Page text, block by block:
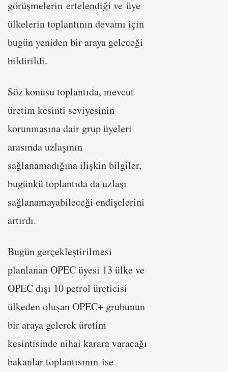
görüşmelerin ertelendiği ve üye
ülkelerin toplantının devamı için
bugün yeniden bir araya geleceği
bildirildi.
Söz konusu toplantıda, mevcut
üretim kesinti seviyesinin
korunmasına dair grup üyeleri
arasında uzlaşının
sağlanamadığına ilişkin bilgiler,
bugünkü toplantıda da uzlaşı
sağlanamayabileceği endişelerini
artırdı.
Bugün gerçekleştirilmesi
planlanan OPEC üyesi 13 ülke ve
OPEC dışı 10 petrol üreticisi
ülkeden oluşan OPEC+ grubunun
bir araya gelerek üretim
kesintisinde nihai karara varacağı
bakanlar toplantısının ise